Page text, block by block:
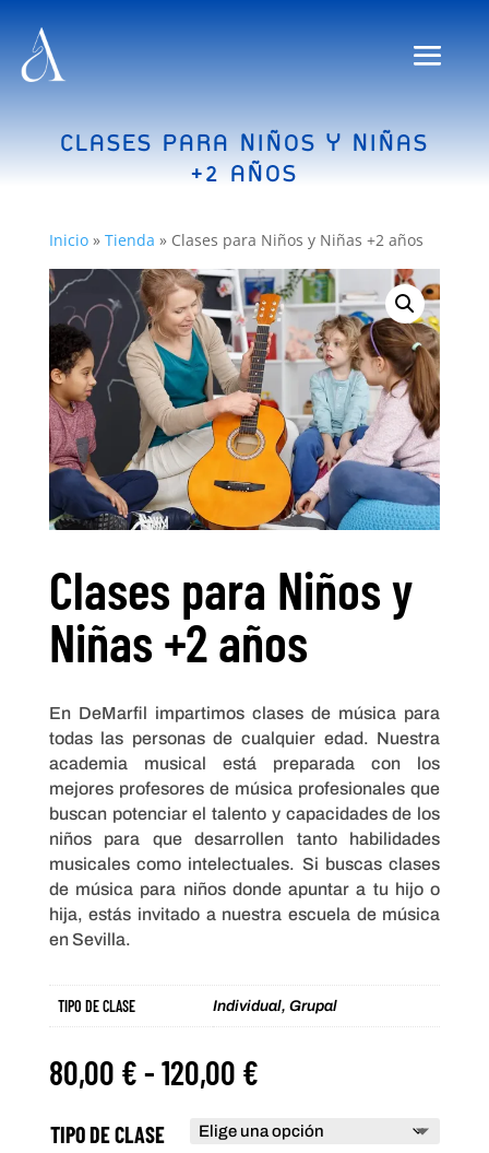
CLASES PARA NIÑOS Y NIÑAS
+2 AÑOS
Inicio» Tienda » Clases para Niños y Niñas +2 años
Clases para Niños y
Niñas +2 años
En DeMarfil impartimos clases de música para
todas las personas de cualquier edad. Nuestra
academia musical está preparada con los
mejores profesores de música profesionales que
buscan potenciar el talento y capacidades de los
niños para que desarrollen tanto habilidades
musicales como intelectuales. Si buscas clases
de música para niños donde apuntar a tu hijo o
hija, estás invitado a nuestra escuela de música
en Sevilla.
TIPO DE CLASE Individual, Grupal
80,00 €-120,00 €Rango
precios:
TIPO DE CLASE